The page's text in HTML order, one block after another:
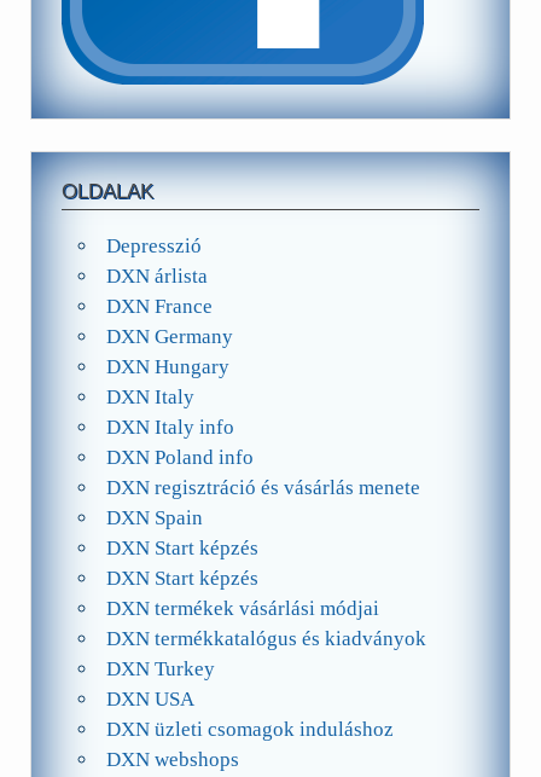
OLDALAK
Depresszió
DXN árlista
DXN France
DXN Germany
DXN Hungary
DXN Italy
DXN Italy info
DXN Poland info
DXN regisztráció és vásárlás menete
DXN Spain
DXN Start képzés
DXN Start képzés
DXN termékek vásárlási módjai
DXN termékkatalógus és kiadványok
DXN Turkey
DXN USA
DXN üzleti csomagok induláshoz
DXN webshops